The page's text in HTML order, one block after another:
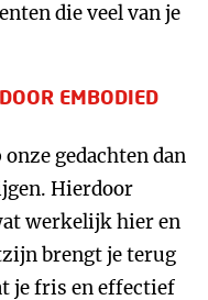
die veel van je
EMBODIED
gedachten dan
Hierdoor
werkelijk hier en
brengt je terug
je fris en effectief